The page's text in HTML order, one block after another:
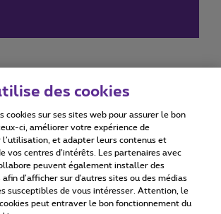
d'utilisation Accessibility statement
© 2026 Proximus
des cookies
cookies sur ses sites web pour assurer le bon
ci, améliorer votre expérience de
et adapter leurs contenus et
vos centres d’intérêts. Les partenaires avec
peuvent également installer des
afin d’afficher sur d'autres sites ou des médias
susceptibles de vous intéresser. Attention, le
peut entraver le bon fonctionnement du